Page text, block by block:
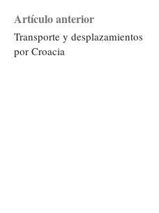
Artículo anterior
Transporte y desplazamientos
por Croacia